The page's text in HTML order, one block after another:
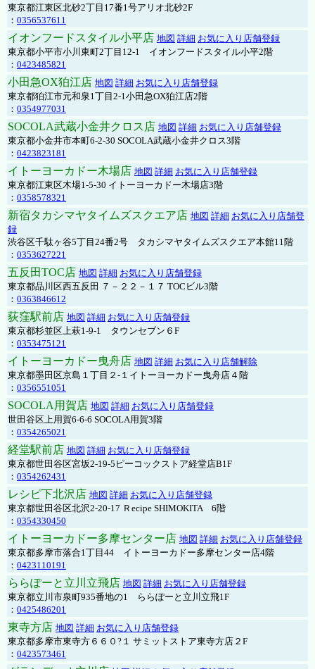
東京都江東区北砂2丁目17番1号アリオ北砂2F
： 0356537611
イオンフードスタイル小平店 地図 詳細 お気に入り店舗登録
東京都小平市小川東町2丁目12-1 イオンフードスタイル小平2階
： 0423485821
小田急OX狛江店 地図 詳細 お気に入り店舗登録
東京都狛江市元和泉1丁目2-1小田急OX狛江店2階
： 0354977031
SOCOLA武蔵小金井クロス店 地図 詳細 お気に入り店舗登録
東京都小金井市本町6-2-30 SOCOLA武蔵小金井クロス3階
： 0423823181
イトーヨーカドー木場店 地図 詳細 お気に入り店舗登録
東京都江東区木場1-5-30 イトーヨーカドー木場店3階
： 0358578321
新宿タカシマヤタイムズスクエア店 地図 詳細 お気に入り店舗登
録
渋谷区千駄ヶ谷5丁目24番2号 タカシマヤタイムズスクエア本館11階
： 0353627221
五反田TOC店 地図 詳細 お気に入り店舗登録
東京都品川区西五反田 ７－２２－１７ TOCビル3階
： 0363846612
荻窪駅前店 地図 詳細 お気に入り店舗登録
東京都杉並区上萩1-9-1 タウンセブン６F
： 0353475121
イトーヨーカドー曳舟店 地図 詳細 お気に入り店舗解除
東京都墨田区京島１丁目２-１イトーヨーカドー曳舟店４階
： 0356551051
SOCOLA用賀店 地図 詳細 お気に入り店舗登録
世田谷区上用賀6-6-6 SOCOLA用賀3階
： 0354265021
経堂駅前店 地図 詳細 お気に入り店舗登録
東京都世田谷区宮坂2-19-5ピーコックストア経堂店B1F
： 0354262431
レシピ下北沢店 地図 詳細 お気に入り店舗登録
東京都世田谷区北沢2-20-17 Ｒecipe SHIMOKITA 6階
： 0354330450
イトーヨーカドー多摩センター店 地図 詳細 お気に入り店舗登録
東京都多摩市落合1丁目44 イトーヨーカドー多摩センター店4階
： 0423110191
ららぽーと立川立飛店 地図 詳細 お気に入り店舗登録
東京都立川市泉町935番地の1 ららぽーと立川立飛1F
： 0425486201
東寺方店 地図 詳細 お気に入り店舗登録
東京都多摩市東寺方６６０?１ サミットストア東寺方店２F
： 0423573461